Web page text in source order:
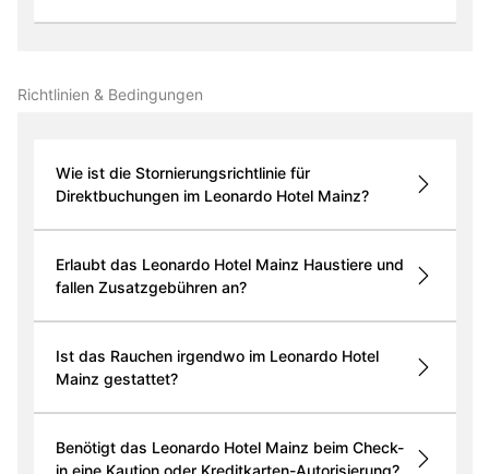
Richtlinien & Bedingungen
Wie ist die Stornierungsrichtlinie für
Direktbuchungen im Leonardo Hotel Mainz?
Erlaubt das Leonardo Hotel Mainz Haustiere und
fallen Zusatzgebühren an?
Ist das Rauchen irgendwo im Leonardo Hotel
Mainz gestattet?
Benötigt das Leonardo Hotel Mainz beim Check-